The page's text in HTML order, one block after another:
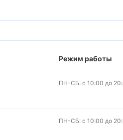
Режим работы
ПН-СБ: с 10:00 до
ПН-СБ: с 10:00 до